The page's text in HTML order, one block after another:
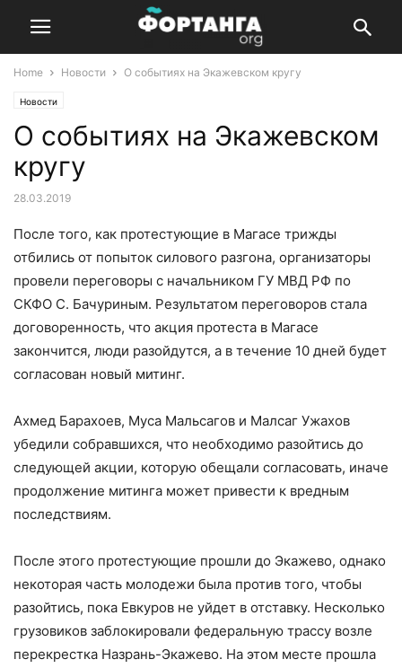
Home Новости О событиях на Экажевском кругу
Новости
О событиях на Экажевском
кругу
28.03.2019
После того, как протестующие в Магасе трижды
отбились от попыток силового разгона, организаторы
провели переговоры с начальником ГУ МВД РФ по
СКФО С. Бачуриным. Результатом переговоров стала
договоренность, что акция протеста в Магасе
закончится, люди разойдутся, а в течение 10 дней будет
согласован новый митинг.
Ахмед Барахоев, Муса Мальсагов и Малсаг Ужахов
убедили собравшихся, что необходимо разойтись до
следующей акции, которую обещали согласовать, иначе
продолжение митинга может привести к вредным
последствиям.
После этого протестующие прошли до Экажево, однако
некоторая часть молодежи была против того, чтобы
разойтись, пока Евкуров не уйдет в отставку. Несколько
грузовиков заблокировали федеральную трассу возле
перекрестка Назрань-Экажево. На этом месте прошла